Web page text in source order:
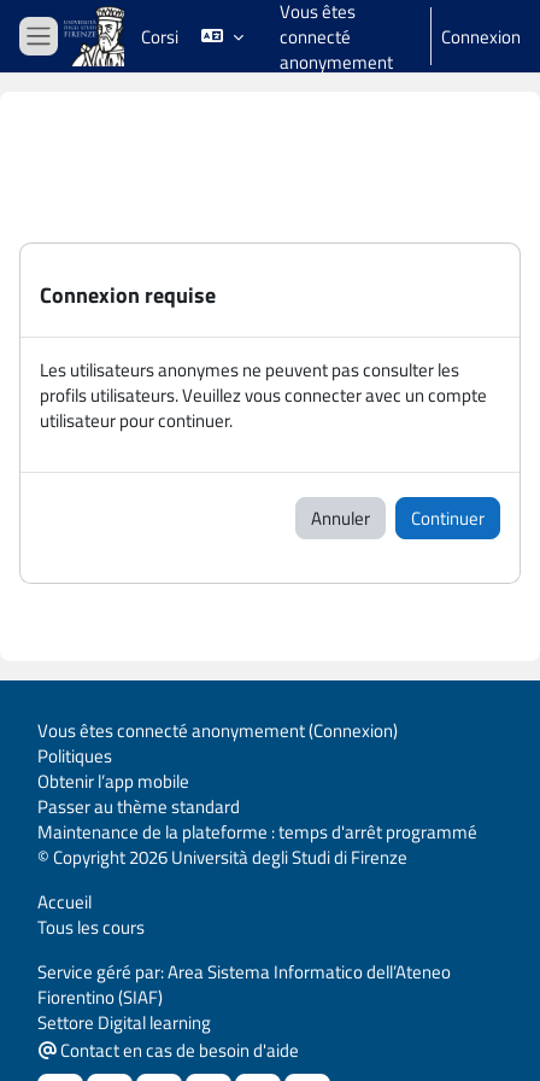
Passer au contenu principal
Panneau latéral
Corsi
Vous êtes
connecté
anonymement
Connexion
Connexion requise
Les utilisateurs anonymes ne peuvent pas consulter les
profils utilisateurs. Veuillez vous connecter avec un compte
utilisateur pour continuer.
Annuler Continuer
Vous êtes connecté anonymement (Connexion)
Politiques
Obtenir l’app mobile
Passer au thème standard
Maintenance de la plateforme : temps d'arrêt programmé
© Copyright 2026 Università degli Studi di Firenze
Accueil
Tous les cours
Service géré par: Area Sistema Informatico dell’Ateneo
Fiorentino (SIAF)
Settore Digital learning
Contact en cas de besoin d'aide